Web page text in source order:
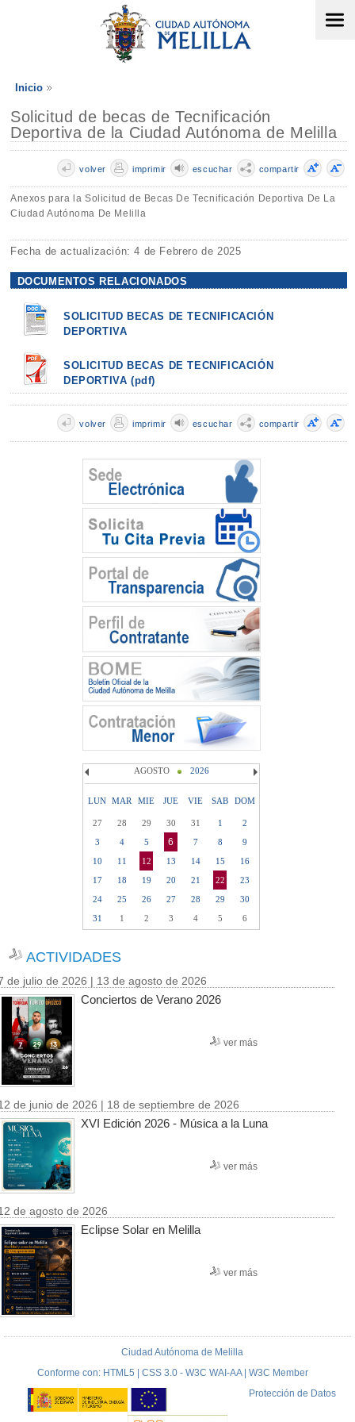
Inicio
Solicitud de becas de Tecnificación
Deportiva de la Ciudad Autónoma de Melilla
compartir
escuchar
imprimir
volver
Anexos para la Solicitud de Becas De Tecnificación Deportiva De La
Ciudad Autónoma De Melilla
Fecha de actualización: 4 de Febrero de 2025
DOCUMENTOS RELACIONADOS
SOLICITUD BECAS DE TECNIFICACIÓN
DEPORTIVA
SOLICITUD BECAS DE TECNIFICACIÓN
DEPORTIVA (pdf)
compartir
escuchar
imprimir
volver
AGOSTO 2026
LUN MAR MIE JUE VIE SAB DOM
27 28 29 30 31 1
2
3
4 5 6 7 8
9
10
11 12 13 14 15
16
17
18 19 20 21 22
23
24
25 26 27 28 29
30
31
1 2 3 4 5 6
ACTIVIDADES
de julio de 2026 | 13 de agosto de 2026
Conciertos de Verano 2026
ver más
de junio de 2026 | 18 de septiembre de 2026
XVI Edición 2026 - Música a la Luna
ver más
de agosto de 2026
Eclipse Solar en Melilla
ver más
Ciudad Autónoma de Melilla
Conforme con: HTML5 | CSS 3.0 - W3C WAI-AA | W3C Member
Protección de Datos